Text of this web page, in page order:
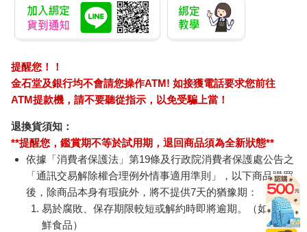
提醒您！！
金石堂及銀行均不會請您操作ATM! 如接獲電話要求您前往
ATM提款機，請不要聽從指示，以免受騙上當！
退換貨須知：
**提醒您，鑑賞期不等於試用期，退回商品須為全新狀態**
依據「消費者保護法」第19條及行政院消費者保護處公告之
「通訊交易解除權合理例外情事適用準則」，以下商品購買
後，除商品本身有瑕疵外，將不提供7天的猶豫期：
易於腐敗、保存期限較短或解約時即將逾期。（如：生
鮮食品）